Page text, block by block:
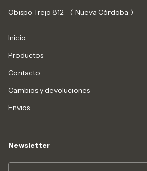
Obispo Trejo 812 - ( Nueva Córdoba )
Inicio
Productos
Contacto
Cambios y devoluciones
Envios
Newsletter